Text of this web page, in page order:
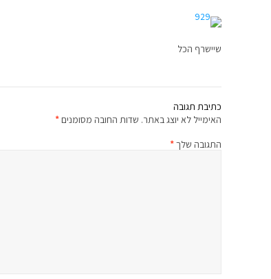
שיישרף הכל
כתיבת תגובה
האימייל לא יוצג באתר. שדות החובה מסומנים*
התגובה שלך*